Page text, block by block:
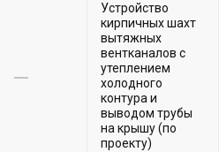
Устройство
кирпичных шахт
вытяжных
вентканалов с
утеплением
холодного
контура и
выводом трубы
на крышу (по
проекту)